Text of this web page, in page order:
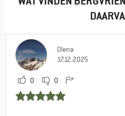
Olena
17.12.2025
0 0